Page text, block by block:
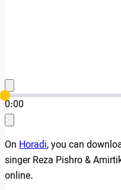
0:00
OnHoradi, you can
singer Reza Pishro &
online.